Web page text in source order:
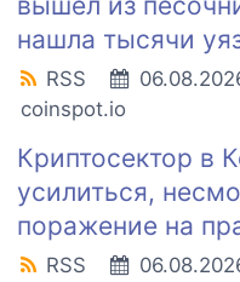
нашла тысячи
RSS
coinspot.io
Криптосектор в
усилиться,
поражение на
RSS